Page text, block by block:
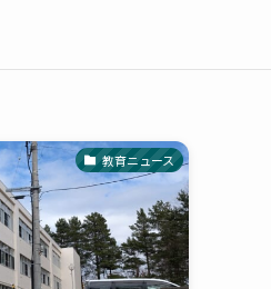
教育ニュース